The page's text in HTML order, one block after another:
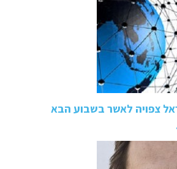
צפויה לאשר בשבוע הבא